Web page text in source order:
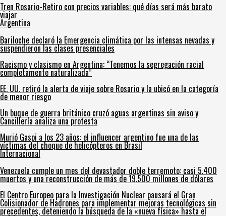
Tren Rosario-Retiro con precios variables: qué días será más barato
viajar
Argentina
Bariloche declaró la Emergencia climática por las intensas nevadas y
suspendieron las clases presenciales
Racismo y clasismo en Argentina: “Tenemos la segregación racial
completamente naturalizada”
EE. UU. retiró la alerta de viaje sobre Rosario y la ubicó en la categoría
de menor riesgo
Un buque de guerra británico cruzó aguas argentinas sin aviso y
Cancillería analiza una protesta
Murió Gaspi a los 23 años: el influencer argentino fue una de las
víctimas del choque de helicópteros en Brasil
Internacional
Venezuela cumple un mes del devastador doble terremoto: casi 5.400
muertos y una reconstrucción de más de 19.500 millones de dólares
El Centro Europeo para la Investigación Nuclear pausará el Gran
Colisionador de Hadrones para implementar mejoras tecnológicas sin
precedentes, deteniendo la búsqueda de la «nueva física» hasta el